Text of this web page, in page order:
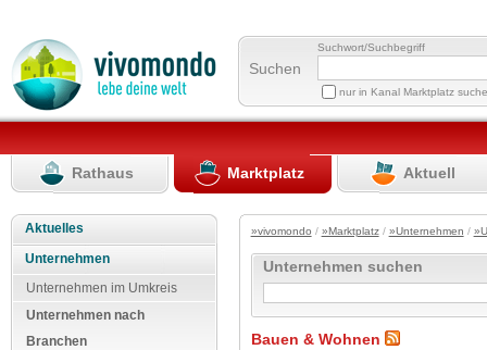
Suchen
Suchwort/Suchbegriff
nur in Kanal Marktplatz
Rathaus Marktplatz Aktuell
Aktuelles
Unternehmen
Unternehmen im Umkreis
Unternehmen nach
Branchen
»vivomondo / »Marktplatz/ »Unternehmen /
Unternehmen suchen
Bauen & Wohnen